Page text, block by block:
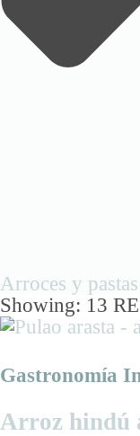
Arroces y pastas
Showing: 13
Gastronomía
Arroz hindú